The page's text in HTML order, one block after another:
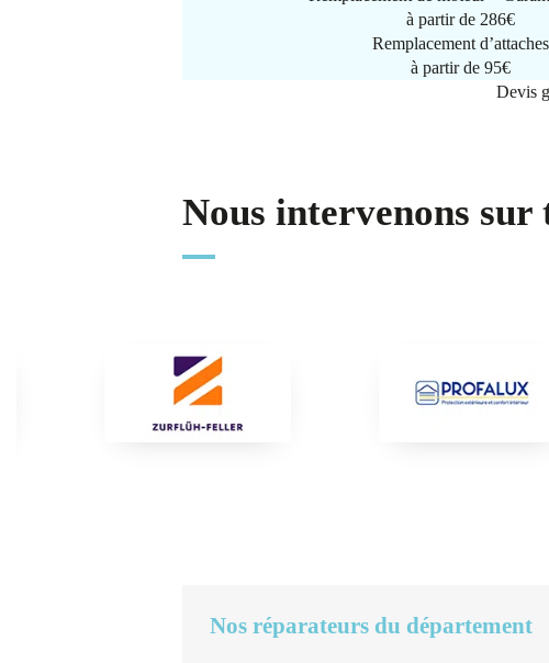
à partir de 286€
Remplacement d’attaches
à partir de 95€
Devis
Nous intervenons sur
Nos réparateurs du département